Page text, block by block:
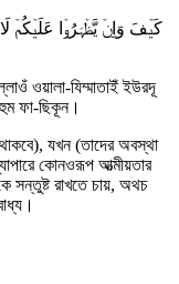
کَیۡفَ وَاِنۡ یَّظۡہَرُوۡا عَلَیۡکُمۡ لَا
ওয়ালা-যিম্মাতাইঁ ইউরদূ
ফা-ছিকূন।
যখন (তাদের অবস্থা
কোনওরূপ আত্মীয়তার
সন্তুষ্ট রাখতে চায়, অথচ